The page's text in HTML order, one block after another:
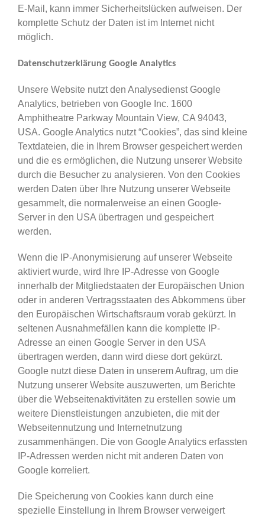
E-Mail, kann immer Sicherheitslücken aufweisen. Der
komplette Schutz der Daten ist im Internet nicht
möglich.
Datenschutzerklärung Google Analytics
Unsere Website nutzt den Analysedienst Google
Analytics, betrieben von Google Inc. 1600
Amphitheatre Parkway Mountain View, CA 94043,
USA. Google Analytics nutzt “Cookies”, das sind kleine
Textdateien, die in Ihrem Browser gespeichert werden
und die es ermöglichen, die Nutzung unserer Website
durch die Besucher zu analysieren. Von den Cookies
werden Daten über Ihre Nutzung unserer Webseite
gesammelt, die normalerweise an einen Google-
Server in den USA übertragen und gespeichert
werden.
Wenn die IP-Anonymisierung auf unserer Webseite
aktiviert wurde, wird Ihre IP-Adresse von Google
innerhalb der Mitgliedstaaten der Europäischen Union
oder in anderen Vertragsstaaten des Abkommens über
den Europäischen Wirtschaftsraum vorab gekürzt. In
seltenen Ausnahmefällen kann die komplette IP-
Adresse an einen Google Server in den USA
übertragen werden, dann wird diese dort gekürzt.
Google nutzt diese Daten in unserem Auftrag, um die
Nutzung unserer Website auszuwerten, um Berichte
über die Webseitenaktivitäten zu erstellen sowie um
weitere Dienstleistungen anzubieten, die mit der
Webseitennutzung und Internetnutzung
zusammenhängen. Die von Google Analytics erfassten
IP-Adressen werden nicht mit anderen Daten von
Google korreliert.
Die Speicherung von Cookies kann durch eine
spezielle Einstellung in Ihrem Browser verweigert